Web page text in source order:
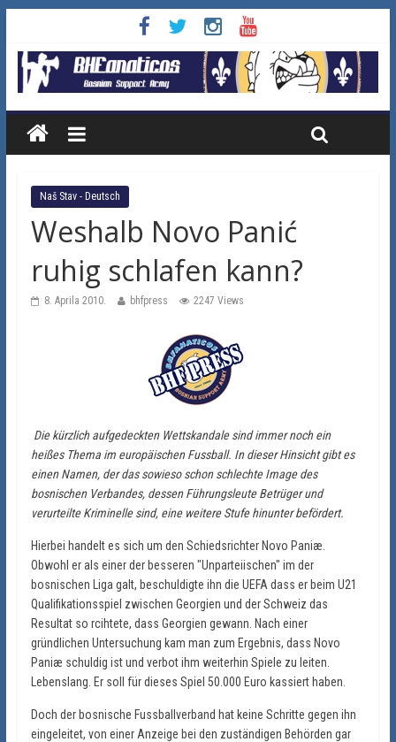
Naš Stav - Deutsch
Weshalb Novo Panić
ruhig schlafen kann?
8. Aprila 2010. bhfpress 2247 Views
Die kürzlich aufgedeckten Wettskandale sind immer noch ein
heißes Thema im europäischen Fussball. In dieser Hinsicht gibt es
einen Namen, der das sowieso schon schlechte Image des
bosnischen Verbandes, dessen Führungsleute Betrüger und
verurteilte Kriminelle sind, eine weitere Stufe hinunter befördert.
Hierbei handelt es sich um den Schiedsrichter Novo Paniæ.
Obwohl er als einer der besseren "Unparteiischen" im der
bosnischen Liga galt, beschuldigte ihn die UEFA dass er beim U21
Qualifikationsspiel zwischen Georgien und der Schweiz das
Resultat so rcihtete, dass Georgien gewann. Nach einer
gründlichen Untersuchung kam man zum Ergebnis, dass Novo
Paniæ schuldig ist und verbot ihm weiterhin Spiele zu leiten.
Lebenslang. Er soll für dieses Spiel 50.000 Euro kassiert haben.
Doch der bosnische Fussballverband hat keine Schritte gegen ihn
eingeleitet, von einer Anzeige bei den zuständigen Behörden gar